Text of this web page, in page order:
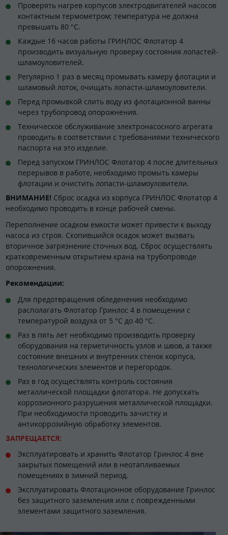
Проверять нагрев корпусов электродвигателей насосов
контактным термометром; температура не должна
превышать 80 °С.
Каждые 16 часов работы ГРИНЛОС Флотатор 4
производить визуальную проверку состояния лопастей-
шламоуловителей.
Регулярно 1 раз в месяц промывать камеру флотации и
шламовый лоток, очищать лопасти-шламоуловители.
Перед промывкой слить воду из флотационной ванны
через трубопровод опорожнения.
Техническое обслуживание электронасосного агрегата
проводить в соответствии с требованиями технического
паспорта на это изделие.
Перед запуском ГРИНЛОС Флотатор 4 после длительных
перерывов в работе, необходимо промыть камеры
флотации и очистить лопасти-шламоуловители.
ВНИМАНИЕ! Сброс осадка из корпуса ГРИНЛОС Флотатор 4
необходимо проводить в конце рабочей смены.
Переполнение осадком емкости может привести к выходу
насоса из строя. Скопившийся осадок может вызвать
вторичное загрязнение сточных вод. Сброс осуществлять
кратковременным открытием крана на трубопроводе
опорожнения.
Рекомендации:
Для предотвращения обледенения необходимо
располагать Флотатор Гринлос 4 в помещении с
температурой воздуха от 5 °С до 40 °С.
Раз в пять лет необходимо производить проверку
оборудования на герметичность узлов и швов, а также
состояние внешних и внутренних стенок корпуса,
технологических элементов и перегородок.
Раз в год осуществлять контроль состояния
металлической площадки флотатора. Не допускать
коррозионного разрушения металлической площадки.
При необходимости проводить зачистку и
антикоррозийную обработку элементов.
ЗАПРЕЩАЕТСЯ:
Эксплуатировать и хранить Флотатор Гринлос 4 вне
закрытых помещений или в неотапливаемых
помещениях в зимний период.
Эксплуатировать Флотационное оборудование Гринлос
без защитного заземления или с поврежденными
элементами защитного заземления.